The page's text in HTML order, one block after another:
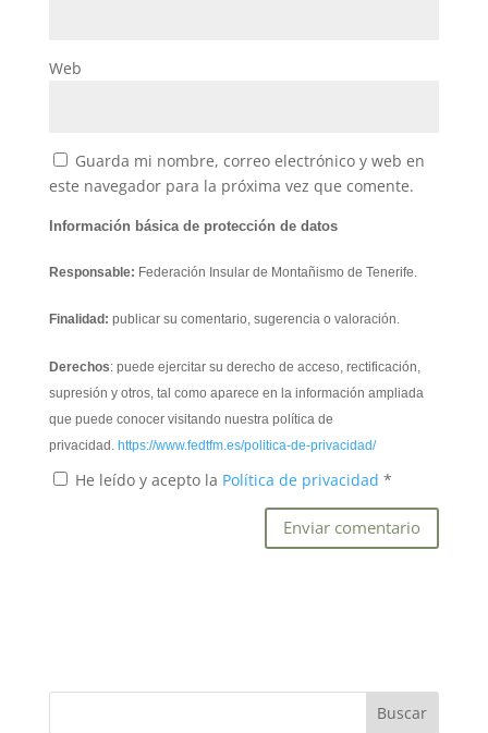
Web
Guarda mi nombre, correo electrónico y web en
este navegador para la próxima vez que comente.
Información básica de protección de datos
Responsable: Federación Insular de Montañismo de Tenerife.
Finalidad: publicar su comentario, sugerencia o valoración.
Derechos: puede ejercitar su derecho de acceso, rectificación,
supresión y otros, tal como aparece en la información ampliada
que puede conocer visitando nuestra política de
privacidad. https://www.fedtfm.es/politica-de-privacidad/
He leído y acepto la Política de privacidad *